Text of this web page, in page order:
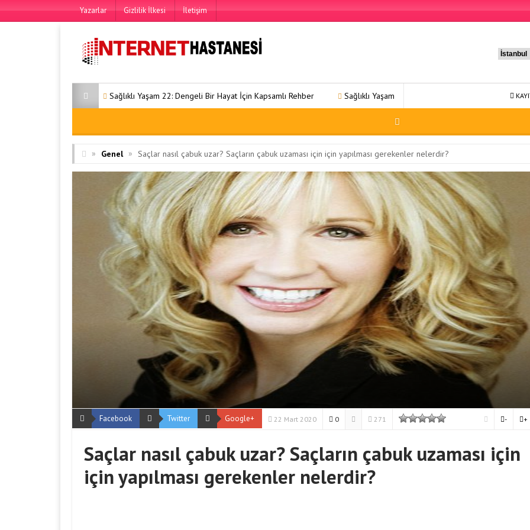
Yazarlar Gizlilik İlkesi İletişim
Sağlıklı Yaşam 22: Dengeli Bir Hayat İçin Kapsamlı Rehber Sağlıklı Yaşam 31: Kapsamlı Bir Refah Yolculuğu Sağlıklı
» Genel » Saçlar nasıl çabuk uzar? Saçların çabuk uzaması için için yapılması gerekenler nelerdir?
Facebook Twitter Google+ 22 Mart 2020 0 271 +
-
Saçlar nasıl çabuk uzar? Saçların çabuk uzaması için
için yapılması gerekenler nelerdir?